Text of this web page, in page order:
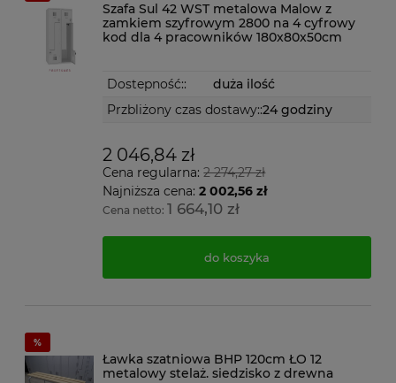
Szafa Sul 42 WST metalowa Malow z
zamkiem szyfrowym 2800 na 4 cyfrowy
kod dla 4 pracowników 180x80x50cm
Dostepność::
duża ilość
Przbliżony czas dostawy::24 godziny
2 046,84 zł
Cena regularna:2 274,27 zł
Najniższa cena:2 002,56 zł
Cena netto: 1 664,10 zł
do koszyka
Ławka szatniowa BHP 120cm ŁO 12
metalowy stelaż. siedzisko z drewna